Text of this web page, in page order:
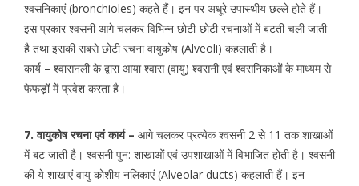
श्वसनिकाएं (bronchioles) कहते हैं। इन पर अधूरे उपास्थीय छल्ले होते हैं।
इस प्रकार श्वसनी आगे चलकर विभिन्न छोटी-छोटी रचनाओं में बटती चली जाती
है तथा इसकी सबसे छोटी रचना वायुकोष (Alveoli) कहलाती है।
कार्य – श्वासनली के द्वारा आया श्वास (वायु) श्वसनी एवं श्वसनिकाओं के माध्यम से
फेफड़ों में प्रवेश करता है।
7. वायुकोष रचना एवं कार्य – आगे चलकर प्रत्येक श्वसनी 2 से 11 तक शाखाओं
में बट जाती है। श्वसनी पुन: शाखाओं एवं उपशाखाओं में विभाजित होती है। श्वसनी
की ये शाखाएं वायु कोशीय नलिकाएं (Alveolar ducts) कहलाती हैं। इन